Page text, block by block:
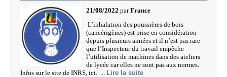
21/08/2022 parFrance
L’inhalation des poussières de bois
(cancérigènes) est prise en considération
depuis plusieurs années et il n’est pas rare
que l’Inspecteur du travail empêche
l’utilisation de machines dans des ateliers
de lycée car elles ne sont pas aux normes.
Infos sur le site de INRS, ici. ... Lire la suite